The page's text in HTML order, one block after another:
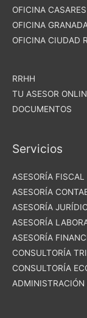
OFICINA CASARES
OFICINA
OFICINA CIUDAD
RRHH
TU ASESOR
DOCUMENTOS
Servicios
ASESORÍA FISCAL
ASESORÍA
ASESORÍA
ASESORÍA
ASESORÍA
CONSULTORÍA
CONSULTORÍA
ADMINISTRACIÓN